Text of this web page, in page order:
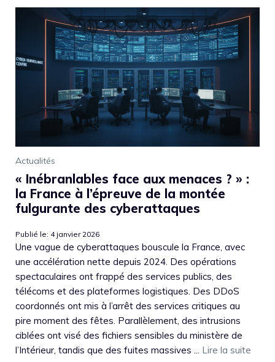
Actualités
« Inébranlables face aux menaces ? » :
la France à l’épreuve de la montée
fulgurante des cyberattaques
Publié le: 4 janvier 2026
Une vague de cyberattaques bouscule la France, avec
une accélération nette depuis 2024. Des opérations
spectaculaires ont frappé des services publics, des
télécoms et des plateformes logistiques. Des DDoS
coordonnés ont mis à l’arrêt des services critiques au
pire moment des fêtes. Parallèlement, des intrusions
ciblées ont visé des fichiers sensibles du ministère de
l’Intérieur, tandis que des fuites massives ... Lire la suite